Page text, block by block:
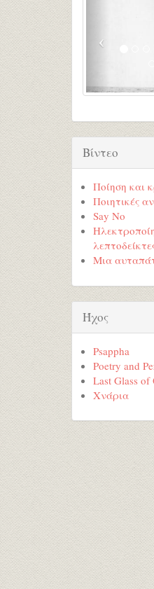
Βίντεο
Ποίηση και
Ποιητικές
Say No
Μια
Ήχος
Psappha
Poetry and
Last Glass of
Χνάρια